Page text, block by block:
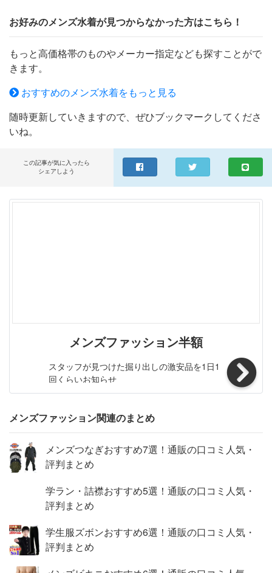
10℃を限界、低温度で掛ける。 ・つり干しが良い。 海や
プールの場合 海水やプールの水を含んだままにしておく
と、変色や生地が傷む原因になります。脱いだ水着はすぐ
にその場で水洗いしてから持ち帰りましょう。 備考 弊店
では複数店舗と在庫を共有し販売しております。その為ご
注文を頂いた時点では、 在庫有りと表示されている商品
この場合、誠に勝手ながら、その旨をメールにてご連絡し
た上で キャンセル手続き等をとらせていただきます。 関
連用語 ■ 水着 サーフパンツ 海パン 海水パンツ ■ スイムシ
ョーツ スイムパンツ スイムウエア ■ ハーフパンツ ショー
トパンツ 短パン ■ 軽量 速乾 大きいサイズ 水陸両用 ■ メ
ンズ 男の子 男子 男性用 海 プール 旅行
お好みのメンズ水着が見つからなかった方はこちら！
もっと高価格帯のものやメーカー指定なども探すことがで
きます。
おすすめのメンズ水着をもっと見る
随時更新していきますので、ぜひブックマークしてくださ
いね。
この記事が気に入ったら
シェアしよう
メンズファッション半額
スタッフが見つけた掘り出しの激安品を1日1
回くらいお知らせ
メンズファッション関連のまとめ
メンズつなぎおすすめ7選！通販の口コミ人気・
評判まとめ
学ラン・詰襟おすすめ5選！通販の口コミ人気・
評判まとめ
学生服ズボンおすすめ6選！通販の口コミ人気・
評判まとめ